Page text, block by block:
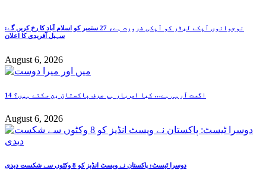
نوجوانوں آپکے لیڈر کو آپکی ضرورت ہے، 27 ستمبر کو اسلام آباد کا رخ کریں گے:
سہیل آفریدی کا اعلان
August 6, 2026
14 اگست آرہی ہے… کیا اس بار ہم صرف پاکستان بن سکتے ہیں؟
August 6, 2026
دوسرا ٹیسٹ: پاکستان نے ویسٹ انڈیز کو 8 وکٹوں سے شکست دیدی